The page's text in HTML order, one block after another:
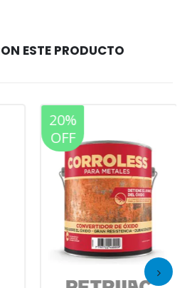
20%
OFF